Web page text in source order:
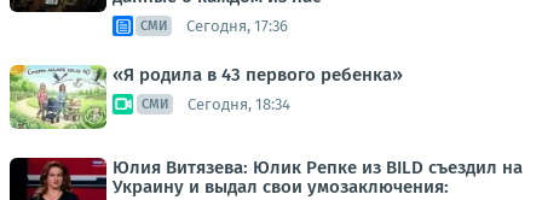
СМИ Сегодня, 17:36
«Я родила в 43 первого ребенка»
СМИ Сегодня, 18:34
Юлия Витязева: Юлик Репке из BILD съездил на
Украину и выдал свои умозаключения: